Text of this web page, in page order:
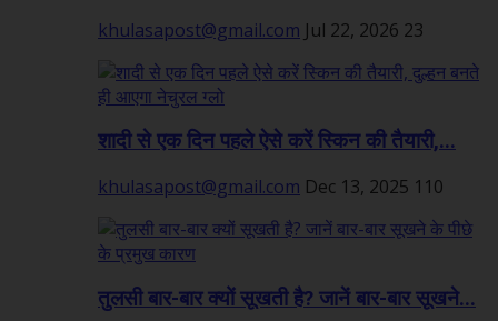
khulasapost@gmail.com Jul 22, 2026 23
शादी से एक दिन पहले ऐसे करें स्किन की तैयारी,...
khulasapost@gmail.com Dec 13, 2025 110
तुलसी बार-बार क्यों सूखती है? जानें बार-बार सूखने...